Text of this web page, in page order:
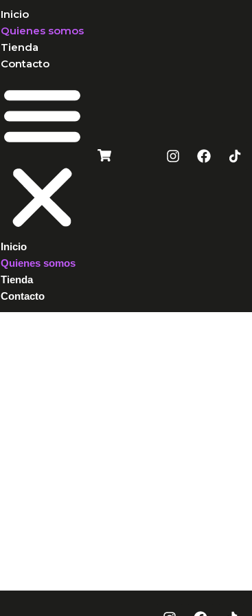
Inicio
Quienes somos
Tienda
Contacto
Inicio
Quienes somos
Tienda
Contacto